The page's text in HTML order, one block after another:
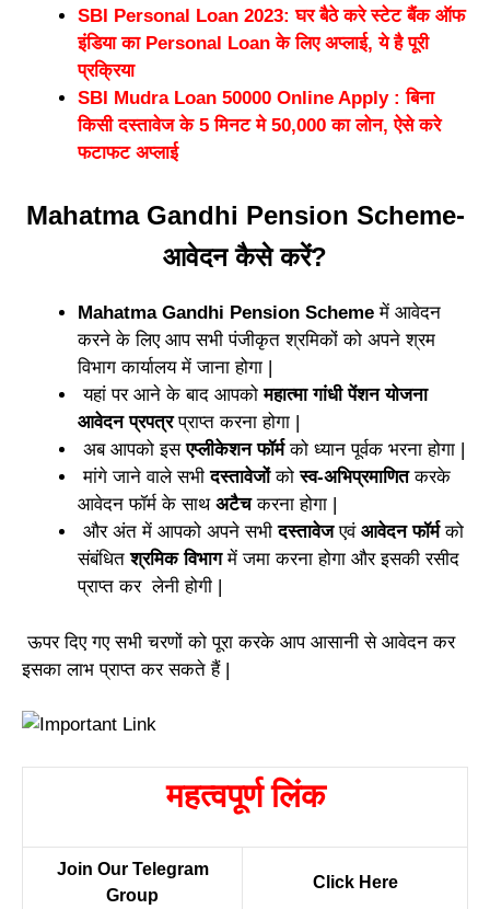
SBI Personal Loan 2023: घर बैठे करे स्टेट बैंक ऑफ
इंडिया का Personal Loan के लिए अप्लाई, ये है पूरी
प्रक्रिया
SBI Mudra Loan 50000 Online Apply : बिना
किसी दस्तावेज के 5 मिनट मे 50,000 का लोन, ऐसे करे
फटाफट अप्लाई
Mahatma Gandhi Pension Scheme-
आवेदन कैसे करें?
Mahatma Gandhi Pension Scheme में आवेदन
करने के लिए आप सभी पंजीकृत श्रमिकों को अपने श्रम
विभाग कार्यालय में जाना होगा |
यहां पर आने के बाद आपकोमहात्मा गांधी पेंशन योजना
आवेदन प्रपत्रप्राप्त करना होगा |
अब आपको इसएप्लीकेशन फॉर्मको ध्यान पूर्वक भरना होगा |
मांगे जाने वाले सभीदस्तावेजोंकोस्व-अभिप्रमाणितकरके
आवेदन फॉर्म के साथ अटैचकरना होगा |
और अंत में आपको अपने सभीदस्तावेजएवं आवेदन फॉर्मको
संबंधितश्रमिक विभागमें जमा करना होगा और इसकी रसीद
प्राप्त कर लेनी होगी |
ऊपर दिए गए सभी चरणों को पूरा करके आप आसानी से आवेदन कर
इसका लाभ प्राप्त कर सकते हैं |
महत्वपूर्ण लिंक
Join Our Telegram
Group
Click Here